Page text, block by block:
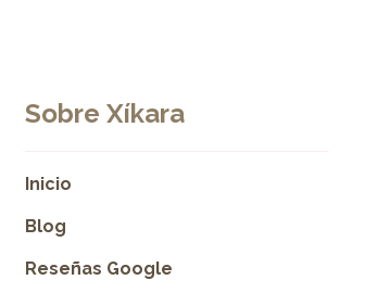
Sobre Xíkara
Inicio
Blog
Reseñas Google